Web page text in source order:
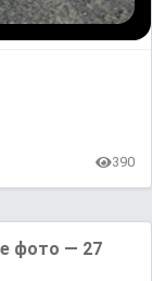
390
фото — 27